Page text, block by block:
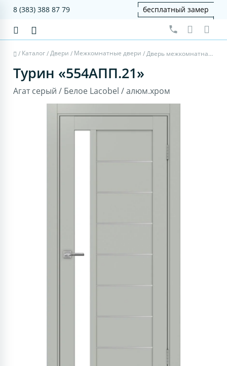
8 (383) 388 87 79 бесплатный замер
/ Каталог/Двери / Межкомнатные двери / Дверь межкомнатная Турин 554АПП.21 - агат серый, белое lacobel, алюм.хром
Турин «554АПП.21»
Агат серый / Белое Lacobel / алюм.хром